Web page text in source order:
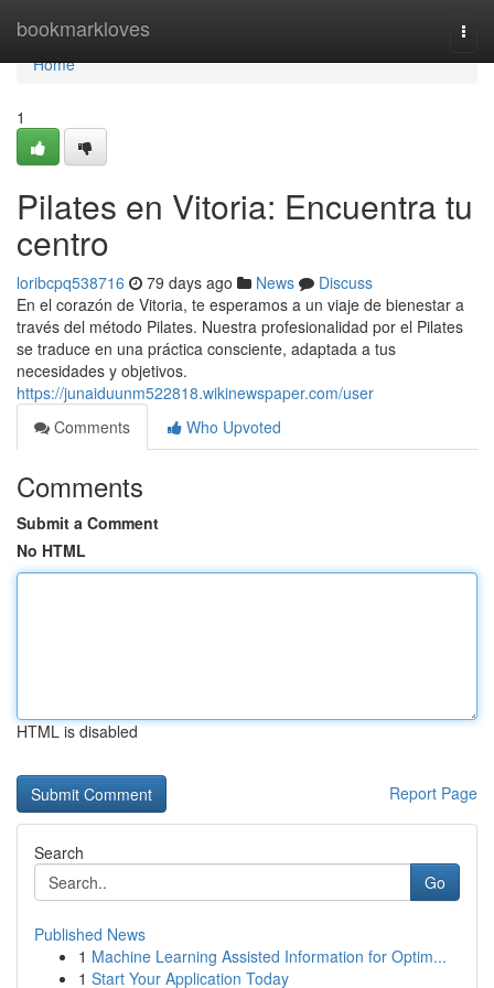
bookmarkloves
Home
Home
1
Pilates en Vitoria: Encuentra tu
centro
loribcpq538716 79 days ago News
Discuss
En el corazón de Vitoria, te esperamos a un viaje de bienestar a
través del método Pilates. Nuestra profesionalidad por el Pilates
se traduce en una práctica consciente, adaptada a tus
necesidades y objetivos.
https://junaiduunm522818.wikinewspaper.com/user
Comments
Who Upvoted
Comments
Submit a Comment
No HTML
HTML is disabled
Report Page
Search
Go
Published News
1 Machine Learning Assisted Information for Optim...
1 Start Your Application Today